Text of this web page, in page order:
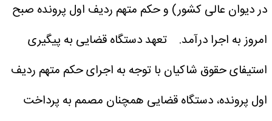
در دیوان عالی کشور) و حکم متهم ردیف اول پرونده صبح
امروز به اجرا درآمد.
تعهد دستگاه قضایی به پیگیری
استیفای حقوق شاکیان با توجه به اجرای حکم متهم ردیف
اول پرونده، دستگاه قضایی همچنان مصمم به پرداخت